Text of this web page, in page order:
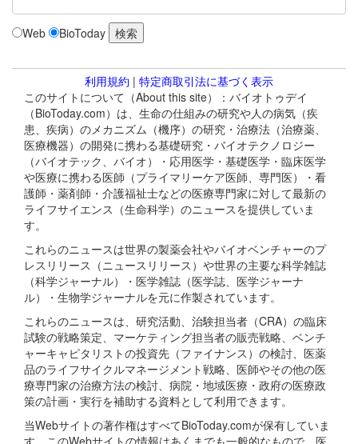
Web BioToday
利用規約 | 特定商取引法に基づく表示
このサイトについて（About this site）：バイオトゥデイ
（BioToday.com）は、生命の仕組みの研究や人の病気（疾
患、疾病）のメカニズム（機序）の研究・治療法（治療薬、
医療機器）の開発に携わる基礎研究・バイオテクノロジー
（バイオテック、バイオ）・応用医学・基礎医学・臨床医学
や医療に携わる医師（プライマリーケア医師、専門医）・看
護師・薬剤師・介護福祉士などの医療専門家に対して最新の
ライフサイエンス（生命科学）のニュースを提供していま
す。
これらのニュースは世界の製薬会社やバイオベンチャーのプ
レスリリース（ニュースリリース）や世界の主要な科学雑誌
（科学ジャーナル）・医学雑誌（医学誌、医学ジャーナ
ル）・生物学ジャーナルを元に作製されています。
これらのニュースは、研究活動、治験担当者（CRA）の臨床
試験の戦略策定、マーケティング担当者の販売戦略、ベンチ
ャーキャピタリストの投資先（ファイナンス）の検討、医薬
品のライフサイクルマネージメント戦略、医師やその他の医
療専門家の治療方法の検討、病院・地域医療・政府の医療政
策の計画・実行を補助する資料として利用できます。
当Webサイトの著作権はすべてBioToday.comが保有していま